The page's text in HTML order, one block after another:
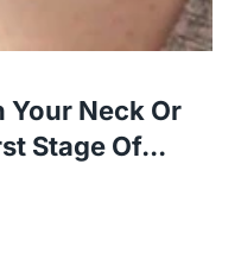
Your Neck Or
Stage Of...